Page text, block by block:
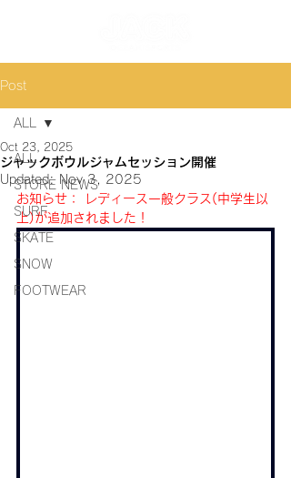
Post
ALL
STORE NEWS
SURF
SKATE
SNOW
FOOTWEAR
ALL
ジャックボウルジャムセッション開催
Oct 23, 2025
Updated: Nov 3, 2025
お知らせ： レディース一般クラス(中学生以
上)が追加されました！